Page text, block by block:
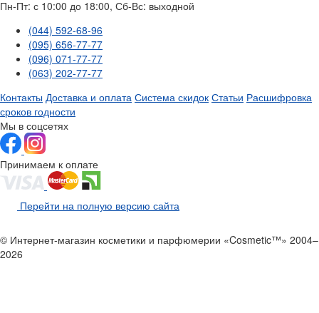
Пн-Пт: с 10:00 до 18:00, Сб-Вс: выходной
(044) 592-68-96
(095) 656-77-77
(096) 071-77-77
(063) 202-77-77
Контакты Доставка и оплата Система скидок Статьи Расшифровка
сроков годности
Мы в соцсетях
Принимаем к оплате
Перейти на полную версию сайта
© Интернет-магазин косметики и парфюмерии «Cosmetic™» 2004–
2026